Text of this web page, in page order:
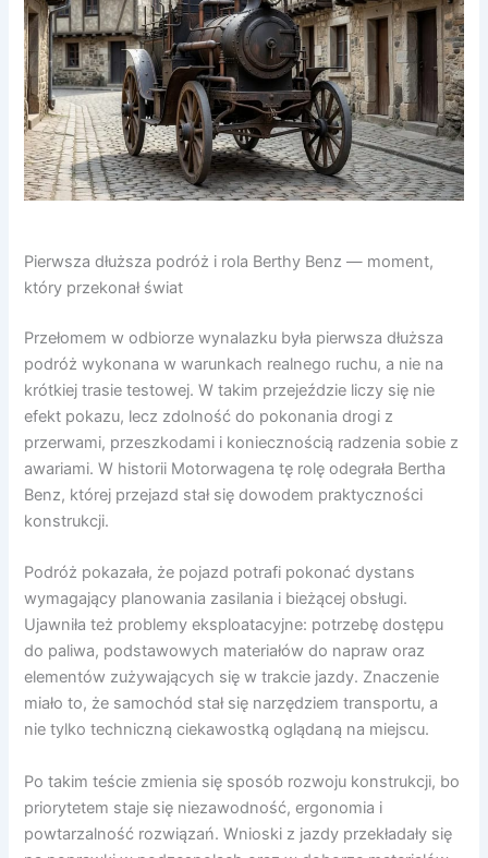
Pierwsza dłuższa podróż i rola Berthy Benz — moment,
który przekonał świat
Przełomem w odbiorze wynalazku była pierwsza dłuższa
podróż wykonana w warunkach realnego ruchu, a nie na
krótkiej trasie testowej. W takim przejeździe liczy się nie
efekt pokazu, lecz zdolność do pokonania drogi z
przerwami, przeszkodami i koniecznością radzenia sobie z
awariami. W historii Motorwagena tę rolę odegrała Bertha
Benz, której przejazd stał się dowodem praktyczności
konstrukcji.
Podróż pokazała, że pojazd potrafi pokonać dystans
wymagający planowania zasilania i bieżącej obsługi.
Ujawniła też problemy eksploatacyjne: potrzebę dostępu
do paliwa, podstawowych materiałów do napraw oraz
elementów zużywających się w trakcie jazdy. Znaczenie
miało to, że samochód stał się narzędziem transportu, a
nie tylko techniczną ciekawostką oglądaną na miejscu.
Po takim teście zmienia się sposób rozwoju konstrukcji, bo
priorytetem staje się niezawodność, ergonomia i
powtarzalność rozwiązań. Wnioski z jazdy przekładały się